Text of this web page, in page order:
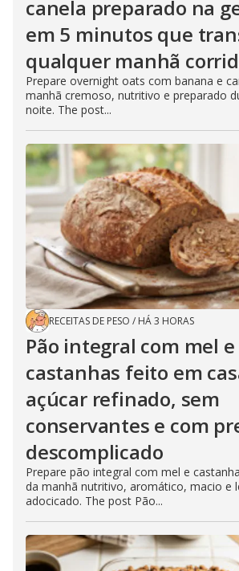
canela preparado na
em 5 minutos que
qualquer manhã
Prepare overnight oats com banana e
manhã cremoso, nutritivo e preparado
noite. The post...
RECEITAS DE PESO / HÁ 3 HORAS
Pão integral com mel e
castanhas feito em
açúcar refinado, sem
conservantes e com
descomplicado
Prepare pão integral com mel e
da manhã nutritivo, aromático, macio e
adocicado. The post Pão...